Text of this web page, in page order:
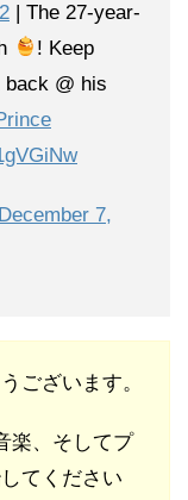
| The 27-year-
! Keep
back @ his
December 7,
ございます。
楽、そしてプ
てください